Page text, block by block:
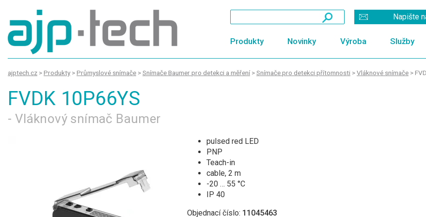
Napište
Produkty Novinky Výroba Služby
ajptech.cz >Produkty >Průmyslové snímače >Snímače Baumer pro detekci a měření >Snímače pro detekci přítomnosti >Vláknové snímače >
FVDK 10P66YS
- Vláknový snímač Baumer
pulsed red LED
PNP
Teach-in
cable, 2 m
-20 … 55 °C
IP 40
Objednací číslo: 11045463